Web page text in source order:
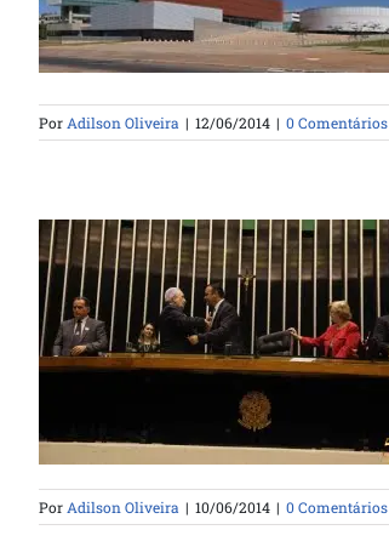
Casa da Bênção nesta sexta
Por Adilson Oliveira | 12/06/2014 | 0 Comentários
A Casa da Bênção é
homenageada pela Câmara
Federal
Por Adilson Oliveira | 10/06/2014 | 0 Comentários